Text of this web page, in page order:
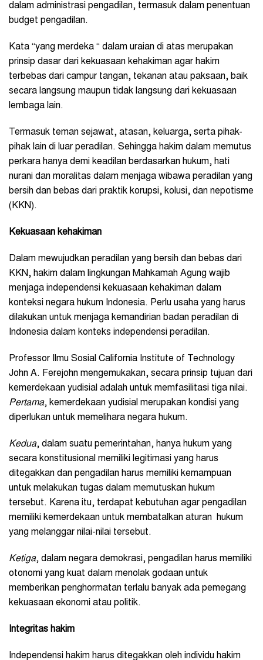
dalam administrasi pengadilan, termasuk dalam penentuan
budget pengadilan.
Kata “yang merdeka “ dalam uraian di atas merupakan
prinsip dasar dari kekuasaan kehakiman agar hakim
terbebas dari campur tangan, tekanan atau paksaan, baik
secara langsung maupun tidak langsung dari kekuasaan
lembaga lain.
Termasuk teman sejawat, atasan, keluarga, serta pihak-
pihak lain di luar peradilan. Sehingga hakim dalam memutus
perkara hanya demi keadilan berdasarkan hukum, hati
nurani dan moralitas dalam menjaga wibawa peradilan yang
bersih dan bebas dari praktik korupsi, kolusi, dan nepotisme
(KKN).
Kekuasaan kehakiman
Dalam mewujudkan peradilan yang bersih dan bebas dari
KKN, hakim dalam lingkungan Mahkamah Agung wajib
menjaga independensi kekuasaan kehakiman dalam
konteksi negara hukum Indonesia. Perlu usaha yang harus
dilakukan untuk menjaga kemandirian badan peradilan di
Indonesia dalam konteks independensi peradilan.
Professor Ilmu Sosial California Institute of Technology
John A. Ferejohn mengemukakan, secara prinsip tujuan dari
kemerdekaan yudisial adalah untuk memfasilitasi tiga nilai.
Pertama, kemerdekaan yudisial merupakan kondisi yang
diperlukan untuk memelihara negara hukum.
Kedua, dalam suatu pemerintahan, hanya hukum yang
secara konstitusional memiliki legitimasi yang harus
ditegakkan dan pengadilan harus memiliki kemampuan
untuk melakukan tugas dalam memutuskan hukum
tersebut. Karena itu, terdapat kebutuhan agar pengadilan
memiliki kemerdekaan untuk membatalkan aturan hukum
yang melanggar nilai-nilai tersebut.
Ketiga, dalam negara demokrasi, pengadilan harus memiliki
otonomi yang kuat dalam menolak godaan untuk
memberikan penghormatan terlalu banyak ada pemegang
kekuasaan ekonomi atau politik.
Integritas hakim
Independensi hakim harus ditegakkan oleh individu hakim